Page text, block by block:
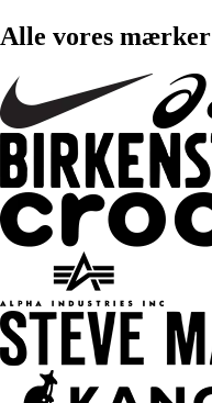
Alle vores mærker